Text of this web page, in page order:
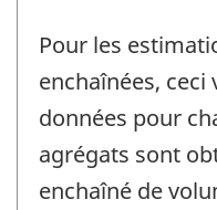
Pour les
enchaînées, ceci
données pour
agrégats sont
enchaîné de